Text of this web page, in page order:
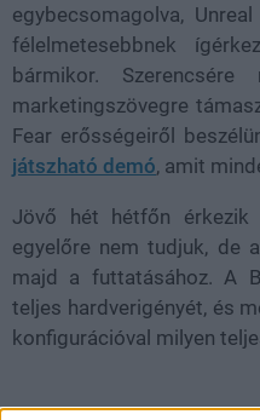
egybecsomagolva,
félelmetesebbnek
bármikor.
marketingszövegre
Fear erősségeiről
játszható demó, amit
Jövő hét hétfőn érkezik
egyelőre nem tudjuk, de
majd a futtatásához. A
teljes hardverigényét, és
konfigurációval milyen